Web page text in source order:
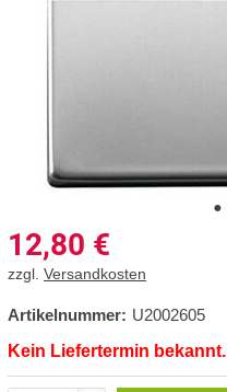
12,80 €
zzgl. Versandkosten
Artikelnummer: U2002605
Kein Liefertermin bekannt.